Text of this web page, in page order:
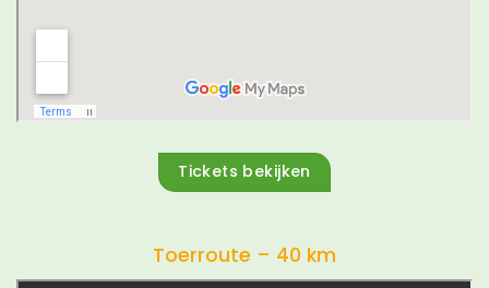
Tickets bekijken
Toerroute – 40 km